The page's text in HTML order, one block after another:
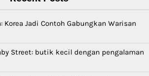
Korea Jadi Contoh Gabungkan Warisan
Street: butik kecil dengan pengalaman